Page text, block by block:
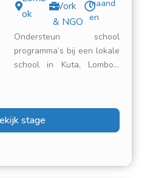
ok
Work
& NGO
maand
en
Ondersteun school
programma’s bij een lokale
school in Kuta, Lombok.
om te helpen met
onderwijs, empowerment
en sociale initiatieven. De
stage